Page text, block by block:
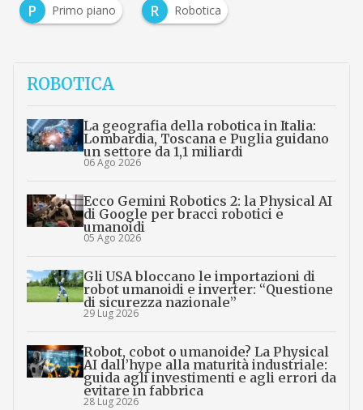
P
Primo piano R Robotica
ROBOTICA
La geografia della robotica in Italia:
Lombardia, Toscana e Puglia guidano
un settore da 1,1 miliardi
06 Ago 2026
Ecco Gemini Robotics 2: la Physical AI
di Google per bracci robotici e
umanoidi
05 Ago 2026
Gli USA bloccano le importazioni di
robot umanoidi e inverter: “Questione
di sicurezza nazionale”
29 Lug 2026
Robot, cobot o umanoide? La Physical
AI dall’hype alla maturità industriale:
guida agli investimenti e agli errori da
evitare in fabbrica
28 Lug 2026